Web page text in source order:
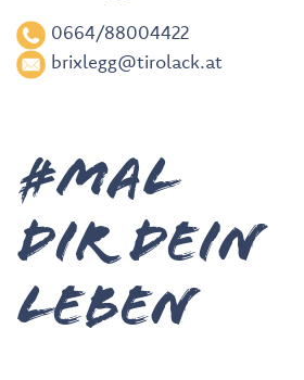
0664/88004422
brixlegg@tirolack.at
#MAL
DIR deiN
leben